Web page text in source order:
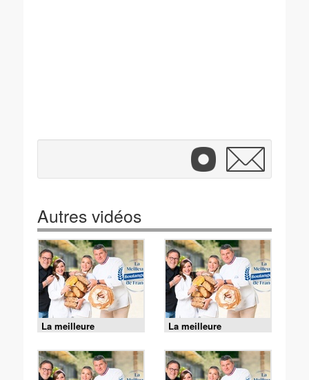
Autres vidéos
La meilleure
boulangerie de France
- J5 : Semaine finale
La meilleure
boulangerie de France
- J4 : Semaine finale